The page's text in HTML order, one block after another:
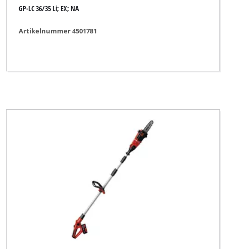
GP-LC 36/35 Li; EX; NA
Artikelnummer 4501781